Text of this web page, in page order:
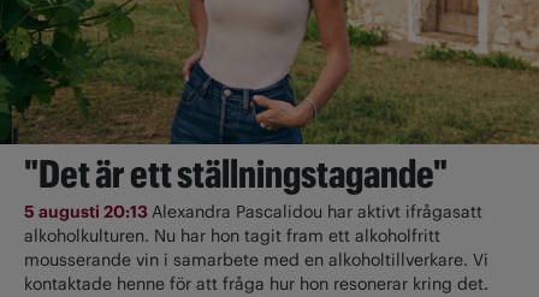
"Det är ett ställningstagande"
5 augusti 20:13Alexandra Pascalidou har aktivt ifrågasatt
alkoholkulturen. Nu har hon tagit fram ett alkoholfritt
mousserande vin i samarbete med en alkoholtillverkare. Vi
kontaktade henne för att fråga hur hon resonerar kring det.